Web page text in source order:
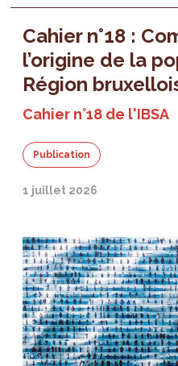
Cahier n°18 :
l’origine de la
Région
Cahier n°18 de l'IBSA
Publication
1 juillet 2026